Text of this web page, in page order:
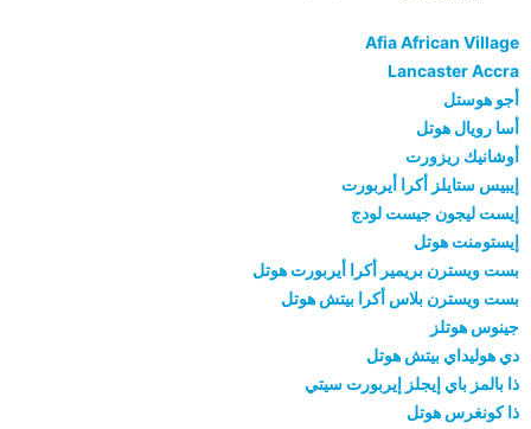
Afia African Village
Lancaster Accra
أجو هوستل
أسا رويال هوتل
أوشانيك ريزورت
إيبيس ستايلز أكرا أيربورت
إيست ليجون جيست لودج
إيستومنت هوتل
بست ويسترن بريمير أكرا أيربورت هوتل
بست ويسترن بلاس أكرا بيتش هوتل
جينوس هوتلز
دي هوليداي بيتش هوتل
ذا بالمز باي إيجلز إيربورت سيتي
ذا كونغرس هوتل